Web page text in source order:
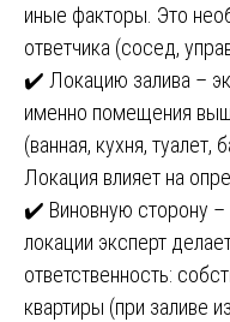
иные факторы. Это
ответчика (сосед,
✔️ Локацию залива –
именно помещения
(ванная, кухня, туалет,
Локация влияет на
✔️ Виновную сторону –
локации эксперт
ответственность:
квартиры (при заливе